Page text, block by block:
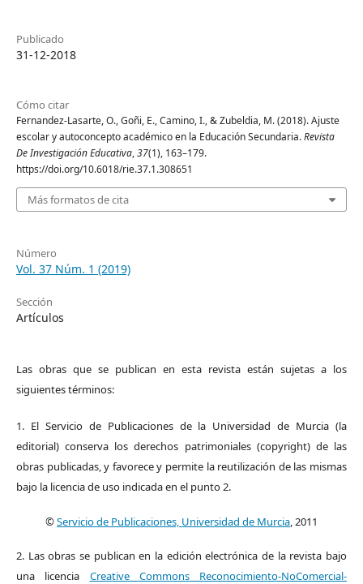
Publicado
31-12-2018
Cómo citar
Fernandez-Lasarte, O., Goñi, E., Camino, I., & Zubeldia, M. (2018). Ajuste
escolar y autoconcepto académico en la Educación Secundaria.Revista
De Investigación Educativa,37(1), 163–179.
https://doi.org/10.6018/rie.37.1.308651
Más formatos de cita
Número
Vol. 37 Núm. 1 (2019)
Sección
Artículos
Las obras que se publican en esta revista están sujetas a los
siguientes términos:
1. El Servicio de Publicaciones de la Universidad de Murcia (la
editorial) conserva los derechos patrimoniales (copyright) de las
obras publicadas, y favorece y permite la reutilización de las mismas
bajo la licencia de uso indicada en el punto 2.
©Servicio de Publicaciones, Universidad de Murcia, 2011
2. Las obras se publican en la edición electrónica de la revista bajo
una licencia Creative Commons Reconocimiento-NoComercial-